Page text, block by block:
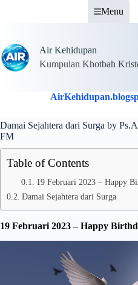
Menu
Air Kehidupan
Kumpulan Khotbah
Damai Sejahtera dari Surga by
FM
Table of Contents
19 Februari 2023 – Happy
Damai Sejahtera dari Surga
19 Februari 2023 – Happy